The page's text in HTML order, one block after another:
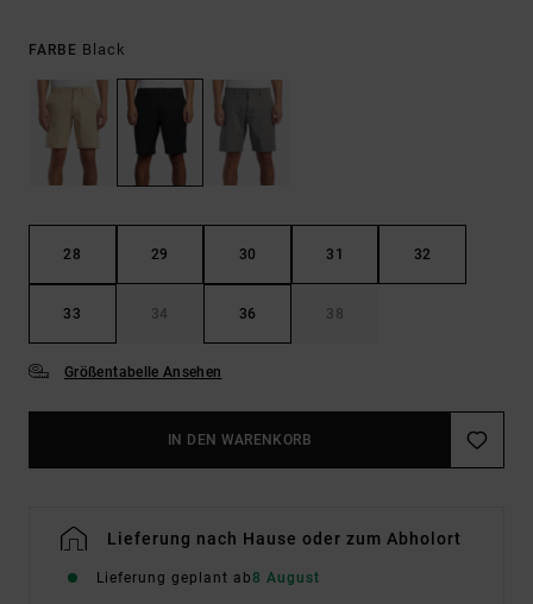
FARBE Black
28 29 30 31 32
33 34 36 38
Größentabelle Ansehen
IN DEN WARENKORB
Lieferung nach Hause oder zum Abholort
Lieferung geplant ab8 August